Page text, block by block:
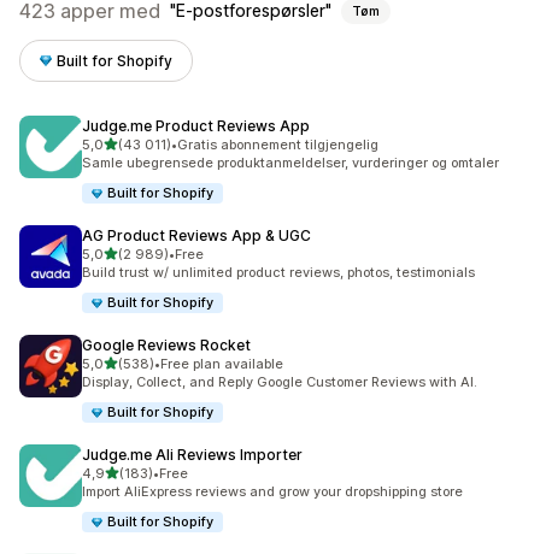
423 apper med E-postforespørsler Tøm
Built for Shopify
Judge.me Product Reviews App
5,0av 5 stjerner
(43 011)
Totalt 43011 omtaler
•Gratis abonnement tilgjengelig
Samle ubegrensede produktanmeldelser, vurderinger og omtaler
Built for Shopify
AG Product Reviews App & UGC
5,0av 5 stjerner
(2 989)
Totalt 2989 omtaler
•Free
Build trust w/ unlimited product reviews, photos, testimonials
Built for Shopify
Google Reviews Rocket
5,0av 5 stjerner
(538)
Totalt 538 omtaler
•Free plan available
Display, Collect, and Reply Google Customer Reviews with AI.
Built for Shopify
Judge.me Ali Reviews Importer
4,9av 5 stjerner
(183)
Totalt 183 omtaler
•Free
Import AliExpress reviews and grow your dropshipping store
Built for Shopify